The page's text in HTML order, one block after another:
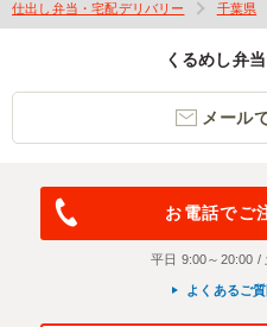
仕出し弁当・宅配デリバリー 千葉県
くるめし弁
メール
お電話でご
平日 9:00～20:00 /
よくあるご